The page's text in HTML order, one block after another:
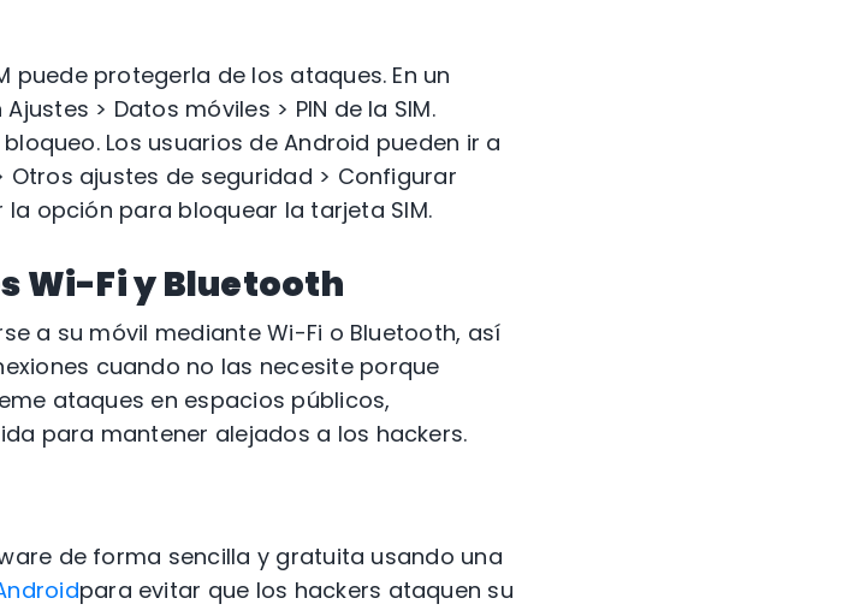
protegerla de los ataques. En un
> Datos móviles > PIN de la SIM.
Los usuarios de Android pueden ir a
ajustes de seguridad > Configurar
opción para bloquear la tarjeta SIM.
Wi-Fi y Bluetooth
a su móvil mediante Wi-Fi o Bluetooth, así
cuando no las necesite porque
ataques en espacios públicos,
para mantener alejados a los hackers.
de forma sencilla y gratuita usando una
para evitar que los hackers ataquen su